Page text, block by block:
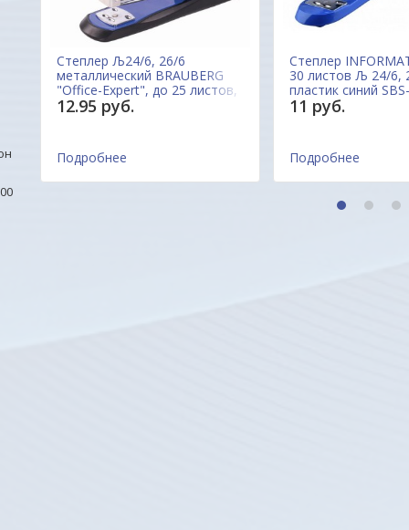
Степлер Љ24/6, 26/6
металлический BRAUBERG
"Office-Expert", до 25 листов,
синий, 228594 Китай
12.95 руб.
Подробнее
Степлер
30 листов Љ 24/6,
пластик синий
11 руб.
Подробнее
1 2 3